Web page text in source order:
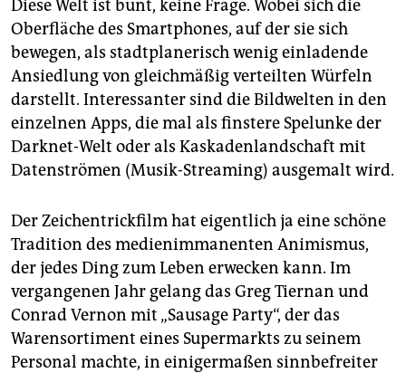
Diese Welt ist bunt, keine Frage. Wobei sich die
Oberfläche des Smartphones, auf der sie sich
bewegen, als stadtplanerisch wenig einladende
Ansiedlung von gleichmäßig verteilten Würfeln
darstellt. Interessanter sind die Bildwelten in den
einzelnen Apps, die mal als finstere Spelunke der
Darknet-Welt oder als Kaskadenlandschaft mit
Datenströmen (Musik-Streaming) ausgemalt wird.
Der Zeichentrickfilm hat eigentlich ja eine schöne
Tradition des medienimmanenten Animismus,
der jedes Ding zum Leben erwecken kann. Im
vergangenen Jahr gelang das Greg Tiernan und
Conrad Vernon mit „Sausage Party“, der das
Warensortiment eines Supermarkts zu seinem
Personal machte, in einigermaßen sinnbefreiter